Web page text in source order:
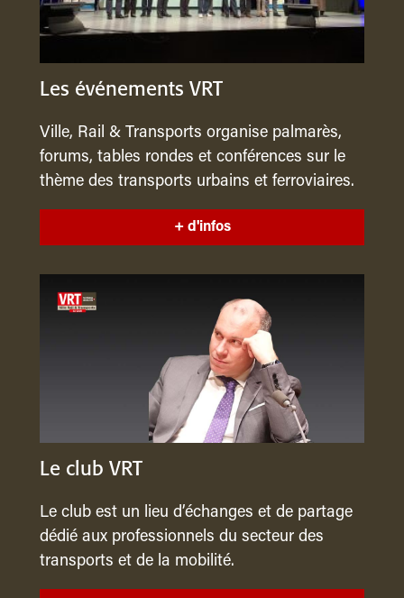
Les événements VRT
Ville, Rail & Transports organise palmarès,
forums, tables rondes et conférences sur le
thème des transports urbains et ferroviaires.
+ d'infos
Le club VRT
Le club est un lieu d’échanges et de partage
dédié aux professionnels du secteur des
transports et de la mobilité.